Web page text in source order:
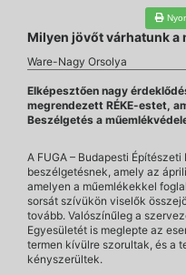
Milyen jövőt várhatunk a
Ware-Nagy Orsolya
Elképesztően nagy
megrendezett RÉKE-estet,
Beszélgetés a
A FUGA – Budapesti
beszélgetésnek, amely az
amelyen a műemlékekkel
sorsát szívükön viselők
tovább. Valószínűleg a
Egyesületét is meglepte az
termen kívülre szorultak, és a
kényszerültek.